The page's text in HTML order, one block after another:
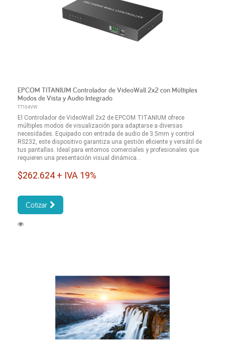
EPCOM TITANIUM Controlador de VideoWall 2x2 con Múltiples
Modos de Vista y Audio Integrado
TT104VW
El Controlador de VideoWall 2x2 de EPCOM TITANIUM ofrece
múltiples modos de visualización para adaptarse a diversas
necesidades. Equipado con entrada de audio de 3.5mm y control
RS232, este dispositivo garantiza una gestión eficiente y versátil de
tus pantallas. Ideal para entornos comerciales y profesionales que
requieren una presentación visual dinámica...
$262.624 + IVA 19%
Cotizar